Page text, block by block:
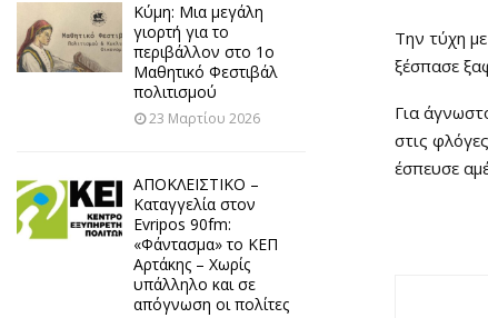
Την τύχη
ξέσπασε
Για
στις
έσπευσε
Κύμη: Μια μεγάλη
γιορτή για το
περιβάλλον στο 1ο
Μαθητικό Φεστιβάλ
πολιτισμού
23 Μαρτίου 2026
ΑΠΟΚΛΕΙΣΤΙΚΟ –
Καταγγελία στον
Evripos 90fm:
«Φάντασμα» το ΚΕΠ
Αρτάκης – Χωρίς
υπάλληλο και σε
απόγνωση οι πολίτες